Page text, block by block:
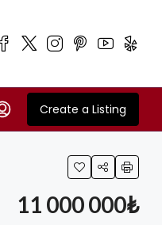
Create a Listing
11 000 000₺